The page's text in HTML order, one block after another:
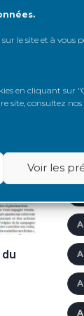
le site et à vous
en cliquant sur
site, consultez nos
Voir les